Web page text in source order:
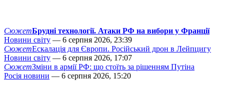
СюжетБрудні технології. Атаки РФ на вибори у Франції
Новини світу — 6 серпня 2026, 23:39
СюжетЕскалація для Європи. Російський дрон в Лейпцигу
Новини світу — 6 серпня 2026, 17:07
СюжетЗміни в армії РФ: що стоїть за рішенням Путіна
Росія новини — 6 серпня 2026, 15:20